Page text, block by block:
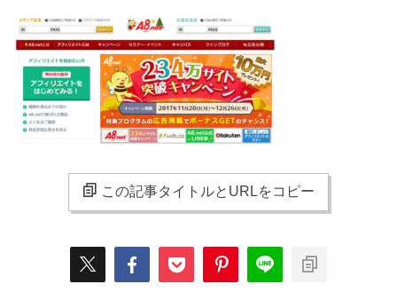
この記事タイトルとURLをコピー